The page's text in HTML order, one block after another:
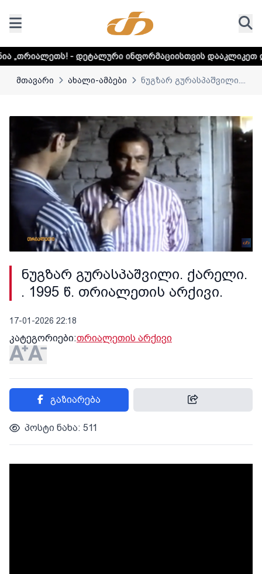
ინფორმაციისთვის დააკლიკეთ ლინკს
მთავარი ახალი-ამბები ნუგზარ გურასპაშვილი....
ნუგზარ გურასპაშვილი. ქარელი.
. 1995 წ. თრიალეთის არქივი.
17-01-2026 22:18
კატეგორიები:თრიალეთის არქივი
გაზიარება
პოსტი ნახა: 511